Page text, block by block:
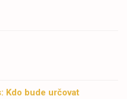
Kdo bude určovat